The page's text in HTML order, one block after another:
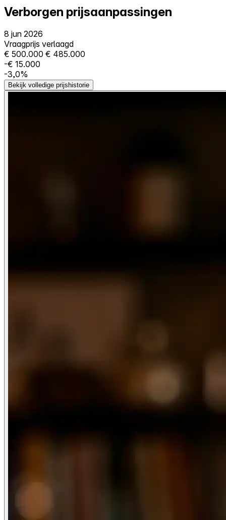
Verborgen prijsaanpassingen
8 jun 2026
Vraagprijs verlaagd
€ 500.000 € 485.000
-€ 15.000
-3,0%
Bekijk volledige prijshistorie